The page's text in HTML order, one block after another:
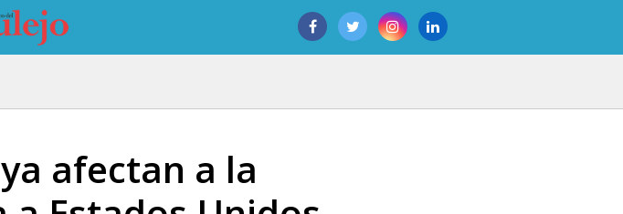
afectan a la